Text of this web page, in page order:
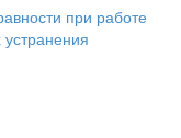
при работе